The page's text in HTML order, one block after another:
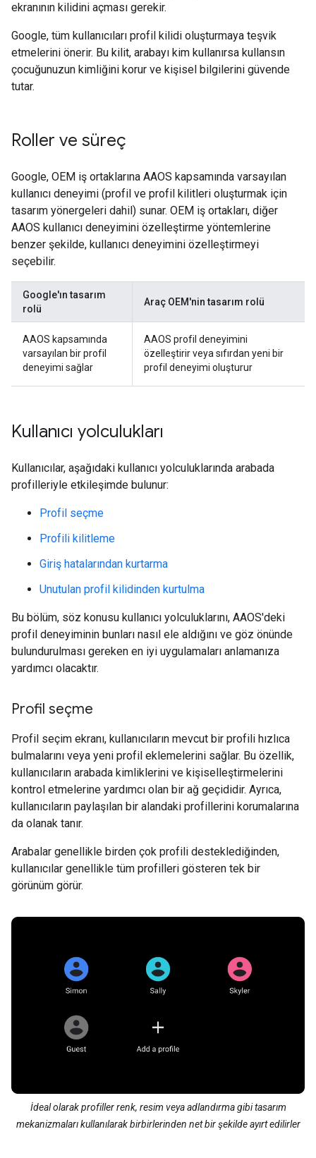
ekranının kilidini açması gerekir.
Google, tüm kullanıcıları profil kilidi oluşturmaya teşvik
etmelerini önerir. Bu kilit, arabayı kim kullanırsa kullansın
çocuğunuzun kimliğini korur ve kişisel bilgilerini güvende
tutar.
Roller ve süreç
Google, OEM iş ortaklarına AAOS kapsamında varsayılan
kullanıcı deneyimi (profil ve profil kilitleri oluşturmak için
tasarım yönergeleri dahil) sunar. OEM iş ortakları, diğer
AAOS kullanıcı deneyimini özelleştirme yöntemlerine
benzer şekilde, kullanıcı deneyimini özelleştirmeyi
seçebilir.
Google'ın tasarım
rolü
Araç OEM'nin tasarım rolü
AAOS kapsamında
varsayılan bir profil
deneyimi sağlar
AAOS profil deneyimini
özelleştirir veya sıfırdan yeni bir
profil deneyimi oluşturur
Kullanıcı yolculukları
Kullanıcılar, aşağıdaki kullanıcı yolculuklarında arabada
profilleriyle etkileşimde bulunur:
Profil seçme
Profili kilitleme
Giriş hatalarından kurtarma
Unutulan profil kilidinden kurtulma
Bu bölüm, söz konusu kullanıcı yolculuklarını, AAOS'deki
profil deneyiminin bunları nasıl ele aldığını ve göz önünde
bulundurulması gereken en iyi uygulamaları anlamanıza
yardımcı olacaktır.
Profil seçme
Profil seçim ekranı, kullanıcıların mevcut bir profili hızlıca
bulmalarını veya yeni profil eklemelerini sağlar. Bu özellik,
kullanıcıların arabada kimliklerini ve kişiselleştirmelerini
kontrol etmelerine yardımcı olan bir ağ geçididir. Ayrıca,
kullanıcıların paylaşılan bir alandaki profillerini korumalarına
da olanak tanır.
Arabalar genellikle birden çok profili desteklediğinden,
kullanıcılar genellikle tüm profilleri gösteren tek bir
görünüm görür.
İdeal olarak profiller renk, resim veya adlandırma gibi tasarım
mekanizmaları kullanılarak birbirlerinden net bir şekilde ayırt edilirler